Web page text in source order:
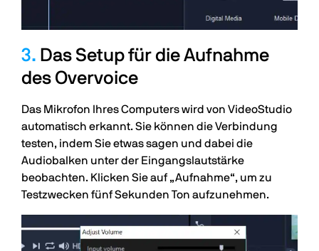
3. Das Setup für die Aufnahme
des Overvoice
Das Mikrofon Ihres Computers wird von VideoStudio
automatisch erkannt. Sie können die Verbindung
testen, indem Sie etwas sagen und dabei die
Audiobalken unter der Eingangslautstärke
beobachten. Klicken Sie auf „Aufnahme“, um zu
Testzwecken fünf Sekunden Ton aufzunehmen.